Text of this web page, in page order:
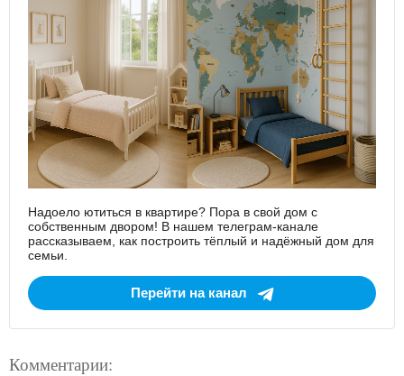
Надоело ютиться в квартире? Пора в свой дом с
собственным двором! В нашем телеграм-канале
рассказываем, как построить тёплый и надёжный дом для
семьи.
Перейти на канал
Комментарии: